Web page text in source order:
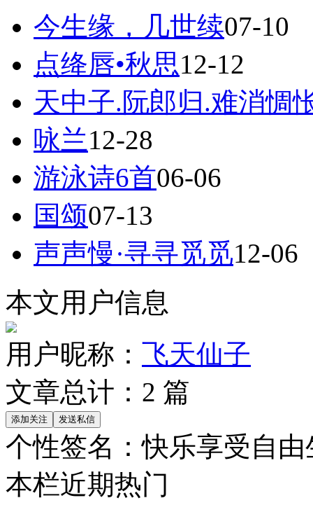
今生缘，几世续07-10
点绛唇•秋思12-12
天中子.阮郎归.难消惆
咏兰12-28
游泳诗6首06-06
国颂07-13
声声慢·寻寻觅觅12-06
本文用户信息
用户昵称： 飞天仙子
文章总计： 2 篇
个性签名：快乐享受自由
本栏近期热门